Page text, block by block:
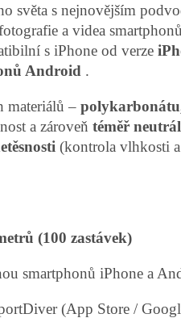
světa s nejnovějším
a videa
s iPhone od verze
Android .
–
a zároveň téměř
(kontrola vlhkosti
(100 zastávek)
smartphonů iPhone a
(App Store /